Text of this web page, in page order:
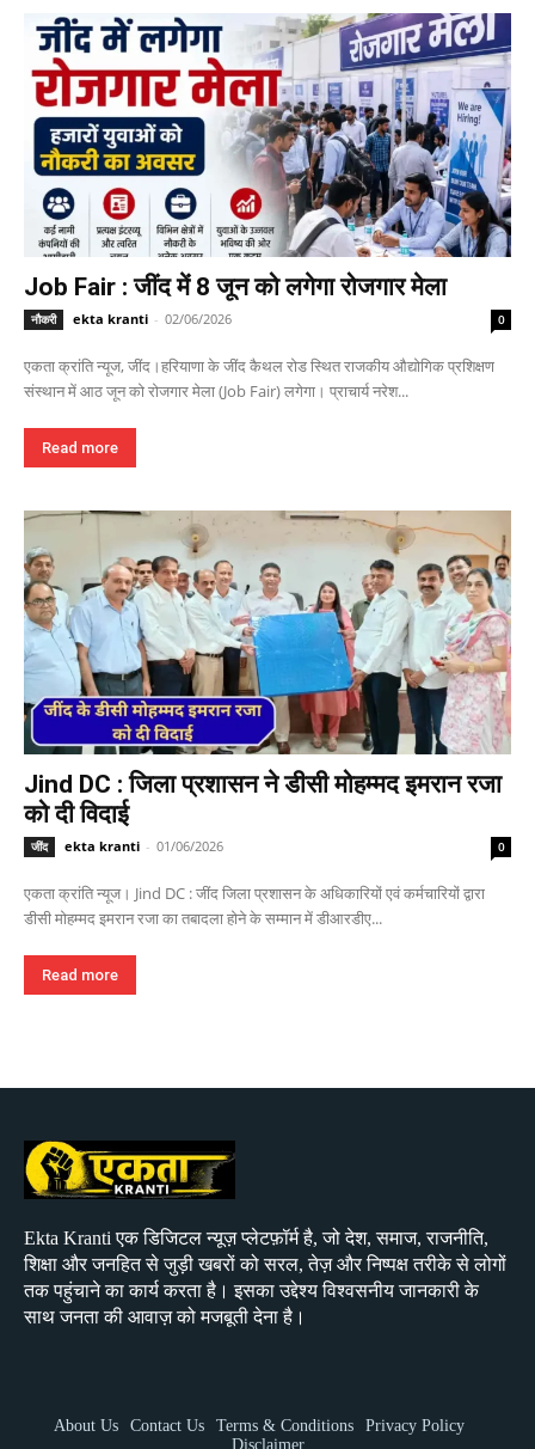
Job Fair : जींद में 8 जून को लगेगा रोजगार मेला
नौकरी ekta kranti - 02/06/2026 0
एकता क्रांति न्यूज, जींद।हरियाणा के जींद कैथल रोड स्थित राजकीय औद्योगिक प्रशिक्षण
संस्थान में आठ जून को रोजगार मेला (Job Fair) लगेगा। प्राचार्य नरेश...
Read more
Jind DC : जिला प्रशासन ने डीसी मोहम्मद इमरान रजा
को दी विदाई
जींद ekta kranti - 01/06/2026 0
एकता क्रांति न्यूज। Jind DC : जींद जिला प्रशासन के अधिकारियों एवं कर्मचारियों द्वारा
डीसी मोहम्मद इमरान रजा का तबादला होने के सम्मान में डीआरडीए...
Read more
Ekta Kranti एक डिजिटल न्यूज़ प्लेटफ़ॉर्म है, जो देश, समाज, राजनीति,
शिक्षा और जनहित से जुड़ी खबरों को सरल, तेज़ और निष्पक्ष तरीके से लोगों
तक पहुंचाने का कार्य करता है। इसका उद्देश्य विश्वसनीय जानकारी के
साथ जनता की आवाज़ को मजबूती देना है।
About Us Contact Us Terms & Conditions
Privacy Policy
Disclaimer